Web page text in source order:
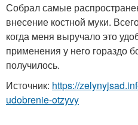
Собрал самые
внесение костной муки.
когда меня выручало это
применения у него гораздо
получилось.
Источник: https://
udobrenie-otzyvy